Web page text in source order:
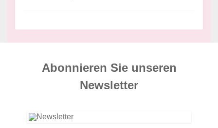
Abonnieren Sie unseren
News­letter